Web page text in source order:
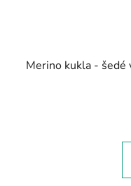
Merino kukla - šedé